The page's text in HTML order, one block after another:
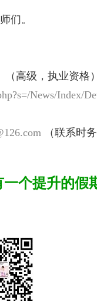
们。
高级，执业资格
News/Index/
（联系时
个提升的假